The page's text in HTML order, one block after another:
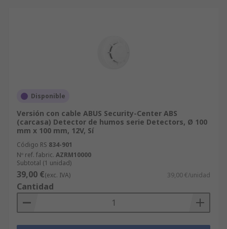
Disponible
Versión con cable ABUS Security-Center ABS
(carcasa) Detector de humos serie Detectors, Ø 100
mm x 100 mm, 12V, Sí
Código RS 834-901
Nº ref. fabric. AZRM10000
Subtotal (1 unidad)
39,00 €(exc. IVA) 39,00 €/unidad
Cantidad